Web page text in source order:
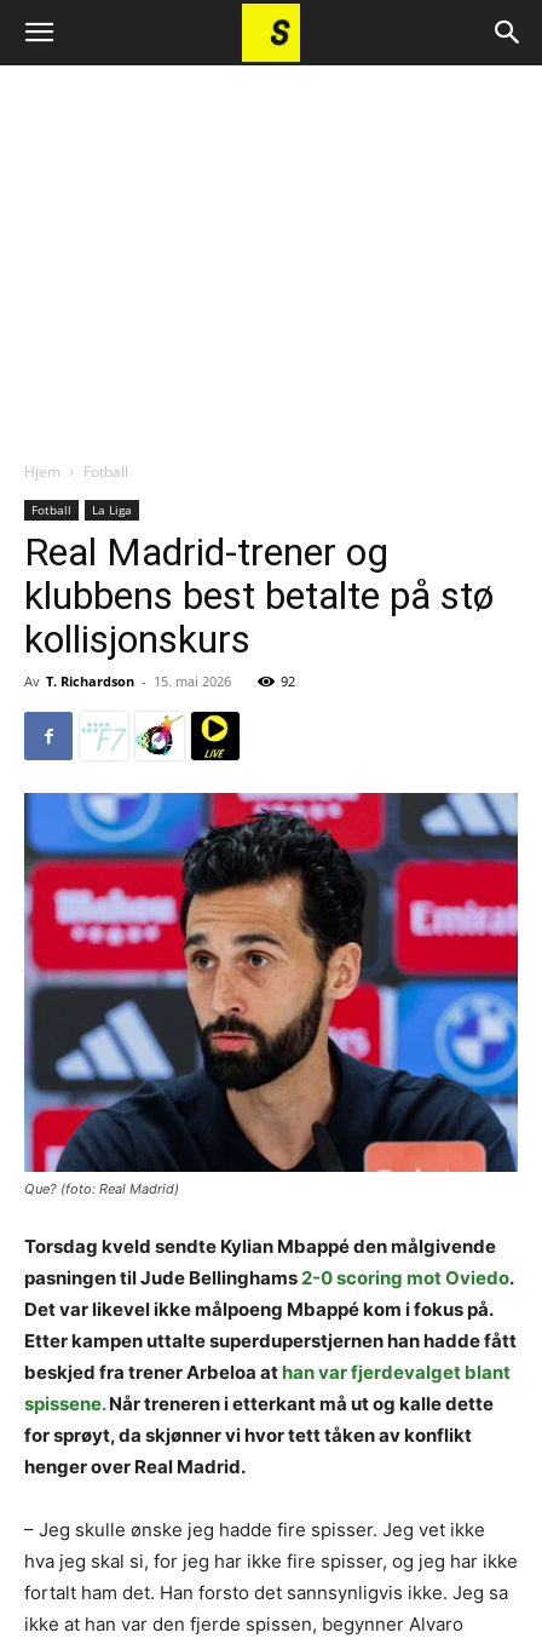
Hjem Fotball
Fotball La Liga
Real Madrid-trener og
klubbens best betalte på stø
kollisjonskurs
Av T. Richardson - 15. mai 2026 92
Que? (foto: Real Madrid)
Torsdag kveld sendte Kylian Mbappé den målgivende
pasningen til Jude Bellinghams 2-0 scoring mot Oviedo.
Det var likevel ikke målpoeng Mbappé kom i fokus på.
Etter kampen uttalte superduperstjernen han hadde fått
beskjed fra trener Arbeloa at han var fjerdevalget blant
spissene.Når treneren i etterkant må ut og kalle dette
for sprøyt, da skjønner vi hvor tett tåken av konflikt
henger over Real Madrid.
– Jeg skulle ønske jeg hadde fire spisser. Jeg vet ikke
hva jeg skal si, for jeg har ikke fire spisser, og jeg har ikke
fortalt ham det. Han forsto det sannsynligvis ikke. Jeg sa
ikke at han var den fjerde spissen, begynner Alvaro